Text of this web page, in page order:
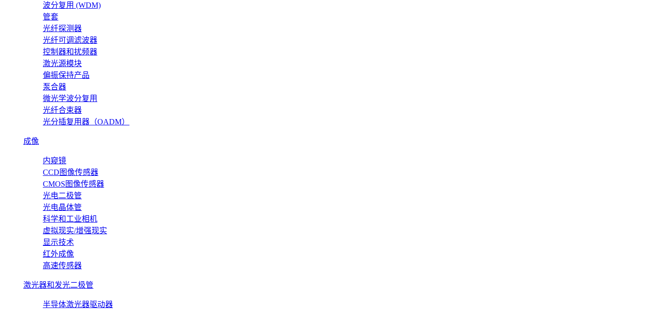
波分复用 (WDM)
管套
光纤探测器
光纤可调滤波器
控制器和扰频器
激光源模块
偏振保持产品
泵合器
微光学波分复用
光纤合束器
光分插复用器（OADM）
成像
内窥镜
CCD图像传感器
CMOS图像传感器
光电二极管
光电晶体管
科学和工业相机
虚拟现实/增强现实
显示技术
红外成像
高速传感器
激光器和发光二极管
半导体激光器驱动器